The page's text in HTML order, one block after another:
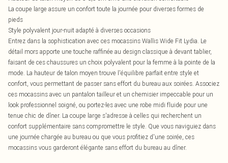
La coupe large assure un confort toute la journée pour diverses formes de
pieds
Style polyvalent jour-nuit adapté à diverses occasions
Entrez dans la sophistication avec ces mocassins Wallis Wide Fit Lydia. Le
détail mors apporte une touche raffinée au design classique à devant tablier,
faisant de ces chaussures un choix polyvalent pour la femme à la pointe de la
mode. La hauteur de talon moyen trouve l'équilibre parfait entre style et
confort, vous permettant de passer sans effort du bureau aux soirées. Associez
ces mocassins avec un pantalon tailleur et un chemisier impeccable pour un
look professionnel soigné, ou portez-les avec une robe midi fluide pour une
tenue chic de dîner. La coupe large s'adresse à celles qui recherchent un
confort supplémentaire sans compromettre le style. Que vous naviguiez dans
une journée chargée au bureau ou que vous profitiez d'une soirée, ces
mocassins vous garderont élégante sans effort du bureau au dîner.